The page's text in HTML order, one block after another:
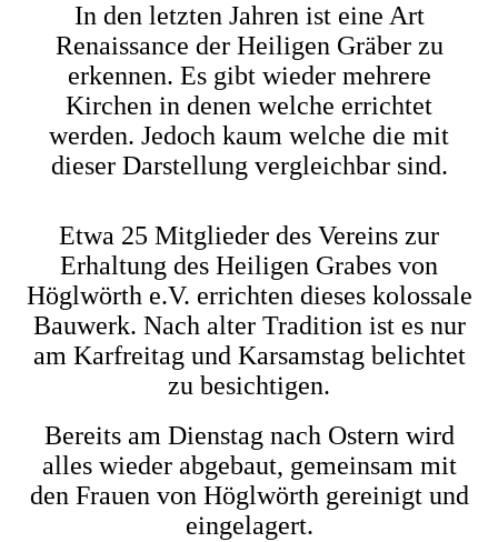
In den letzten Jahren ist eine Art
Renaissance der Heiligen Gräber zu
erkennen. Es gibt wieder mehrere
Kirchen in denen welche errichtet
werden. Jedoch kaum welche die mit
dieser Darstellung vergleichbar sind.
Etwa 25 Mitglieder des Vereins zur
Erhaltung des Heiligen Grabes von
Höglwörth e.V. errichten dieses kolossale
Bauwerk. Nach alter Tradition ist es nur
am Karfreitag und Karsamstag belichtet
zu besichtigen.
Bereits am Dienstag nach Ostern wird
alles wieder abgebaut, gemeinsam mit
den Frauen von Höglwörth gereinigt und
eingelagert.